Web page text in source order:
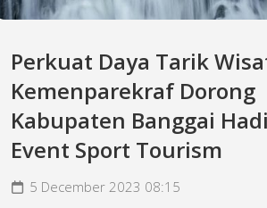
Perkuat Daya Tarik
Kemenparekraf Dorong
Kabupaten Banggai
Event Sport Tourism
5 December 2023 08:15